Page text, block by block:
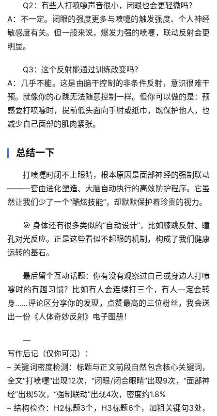
理
驿
站
求
真
Q2：有些人打喷嚏声音很小，闭眼也会更轻微吗？
A：不一定。闭眼的强度更多与喷嚏的触发强度、个人神经
敏感度有关。但一般来说，爆发力强的喷嚏，联动反射会更
明显。
Q3：这个反射能通过训练改变吗？
A： 几乎不能。这是由脑干控制的非条件反射，意识很难干
预。就像你的心跳无法随意控制一样。但你可以做的是：预
感要打喷嚏时，提前低头面向手肘或纸巾，既保护他人，也
减少自己面部的肌肉紧张。
总结一下
打喷嚏时闭不上眼睛，根本原因是面部神经的强制联动
——一套由进化塑造、大脑自动执行的高效防护程序。它虽
然让我们少了一个“酷炫技能”，却默默保护着珍贵的视力。
🎯 身体还有很多类似的“自动设计”，比如膝跳反射、瞳
孔对光反应。正是这些看似不起眼的机制，构成了我们健康
运转的基石。
最后留个互动话题：你有没有观察过自己或身边人打喷
嚏时的有趣习惯？比如有人会连续打三个，有人一定会转
身……评论区分享你的发现，点赞最高的三位粉丝，我会送
出一份《人体奇妙反射》电子图册！
—
写作后记 （仅你可见）：
– 关键词密度检测：标题与正文前段自然包含核心关键词，
全文“打喷嚏”出现12次，“闭眼/闭合眼睛”出现9次，“面部神
经”出现5次，“强制联动”出现4次，密度约1.8%
– 结构检查：H2标题3个，H3标题6个，加粗关键句3处，